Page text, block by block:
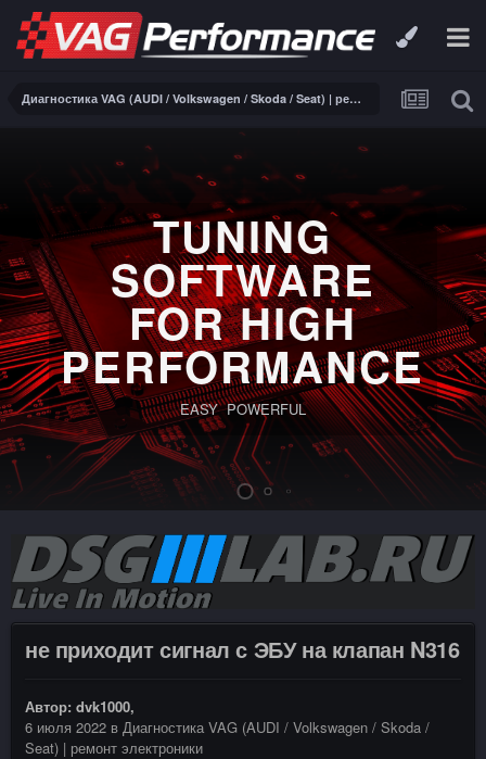
Диагностика VAG (AUDI / Volkswagen / Skoda / Seat) | ремонт электроники
TUNING
SOFTWARE
FOR HIGH
PERFORMANCE
EASY POWERFUL
не приходит сигнал с ЭБУ на клапан N316
Автор: dvk1000,
6 июля 2022 в Диагностика VAG (AUDI / Volkswagen / Skoda /
Seat) | ремонт электроники